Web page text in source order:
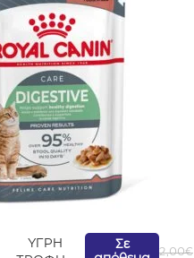
ΥΓΡΗ
Σε
2,00€